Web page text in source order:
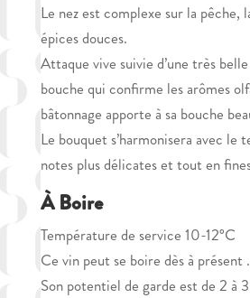
Le nez est complexe sur la pêche,
épices douces.
Attaque vive suivie d’une très
bouche qui confirme les arômes
bâtonnage apporte à sa bouche
Le bouquet s’harmonisera avec le
notes plus délicates et tout en
À Boire
Température de service 10-12°C
Ce vin peut se boire dès à présent .
Son potentiel de garde est de 2 à